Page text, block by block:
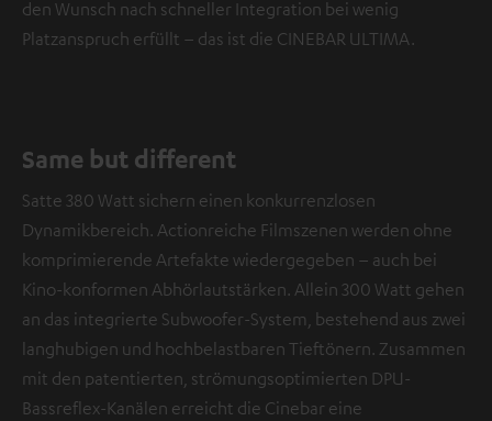
den Wunsch nach schneller Integration bei wenig
Platzanspruch erfüllt – das ist die CINEBAR ULTIMA.
Same but different
Satte 380 Watt sichern einen konkurrenzlosen
Dynamikbereich. Actionreiche Filmszenen werden ohne
komprimierende Artefakte wiedergegeben – auch bei
Kino-konformen Abhörlautstärken. Allein 300 Watt gehen
an das integrierte Subwoofer-System, bestehend aus zwei
langhubigen und hochbelastbaren Tieftönern. Zusammen
mit den patentierten, strömungsoptimierten DPU-
Bassreflex-Kanälen erreicht die Cinebar eine